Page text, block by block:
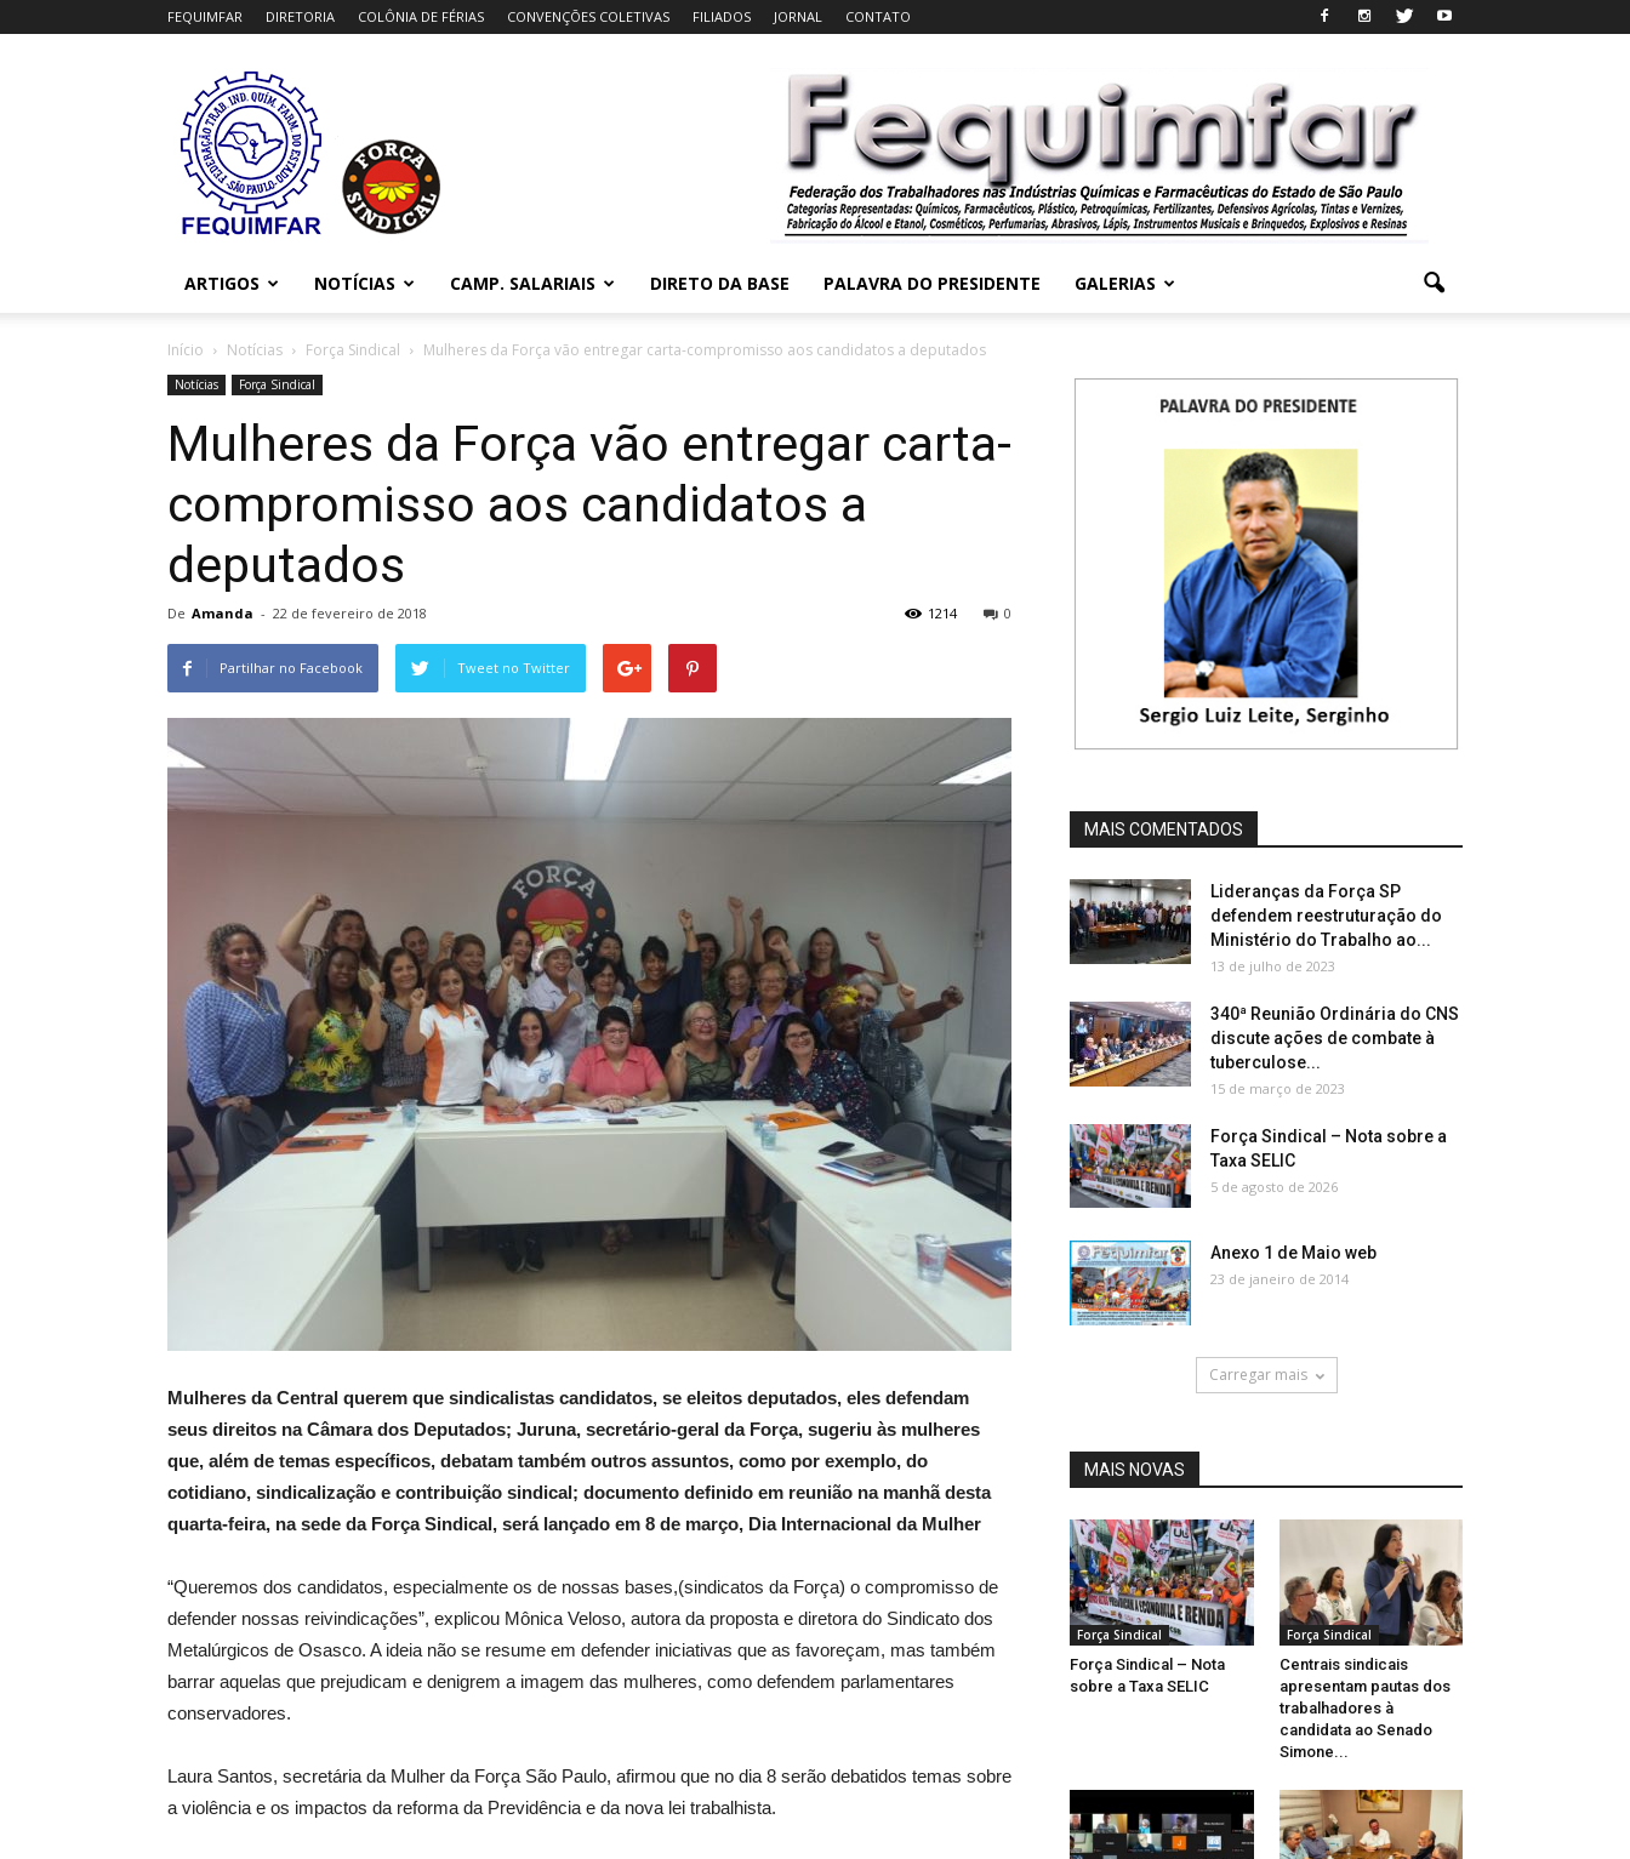
FEQUIMFAR DIRETORIA COLÔNIA DE FÉRIAS CONVENÇÕES COLETIVAS FILIADOS JORNAL CONTATO
ARTIGOS NOTÍCIAS CAMP. SALARIAIS DIRETO DA BASE PALAVRA DO PRESIDENTE GALERIAS
Início Notícias Força Sindical Mulheres da Força vão entregar carta-compromisso aos candidatos a deputados
Notícias Força Sindical
Mulheres da Força vão entregar carta-
compromisso aos candidatos a
deputados
De Amanda - 22 de fevereiro de 2018 0
1214
Partilhar no Facebook Tweet no Twitter
Mulheres da Central querem que sindicalistas candidatos, se eleitos deputados, eles defendam
seus direitos na Câmara dos Deputados; Juruna, secretário-geral da Força, sugeriu às mulheres
que, além de temas específicos, debatam também outros assuntos, como por exemplo, do
cotidiano, sindicalização e contribuição sindical; documento definido em reunião na manhã desta
quarta-feira, na sede da Força Sindical, será lançado em 8 de março, Dia Internacional da Mulher
“Queremos dos candidatos, especialmente os de nossas bases,(sindicatos da Força) o compromisso de
defender nossas reivindicações”, explicou Mônica Veloso, autora da proposta e diretora do Sindicato dos
Metalúrgicos de Osasco. A ideia não se resume em defender iniciativas que as favoreçam, mas também
barrar aquelas que prejudicam e denigrem a imagem das mulheres, como defendem parlamentares
conservadores.
Laura Santos, secretária da Mulher da Força São Paulo, afirmou que no dia 8 serão debatidos temas sobre
a violência e os impactos da reforma da Previdência e da nova lei trabalhista.
MAIS COMENTADOS
Lideranças da Força SP
defendem reestruturação do
Ministério do Trabalho ao...
13 de julho de 2023
340ª Reunião Ordinária do CNS
discute ações de combate à
tuberculose...
15 de março de 2023
Força Sindical – Nota sobre a
Taxa SELIC
5 de agosto de 2026
Anexo 1 de Maio web
23 de janeiro de 2014
Carregar mais
MAIS NOVAS
Força Sindical
Força Sindical – Nota
sobre a Taxa SELIC
Força Sindical
Centrais sindicais
apresentam pautas dos
trabalhadores à
candidata ao Senado
Simone...